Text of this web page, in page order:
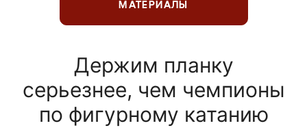
МАТЕРИАЛЫ
Держим планку
серьезнее, чем чемпионы
по фигурному катанию